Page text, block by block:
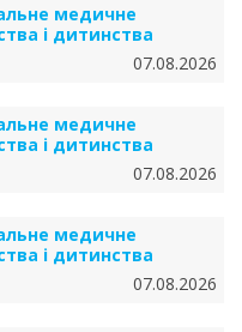
медичне
і дитинства
07.08.2026
медичне
і дитинства
07.08.2026
медичне
і дитинства
07.08.2026